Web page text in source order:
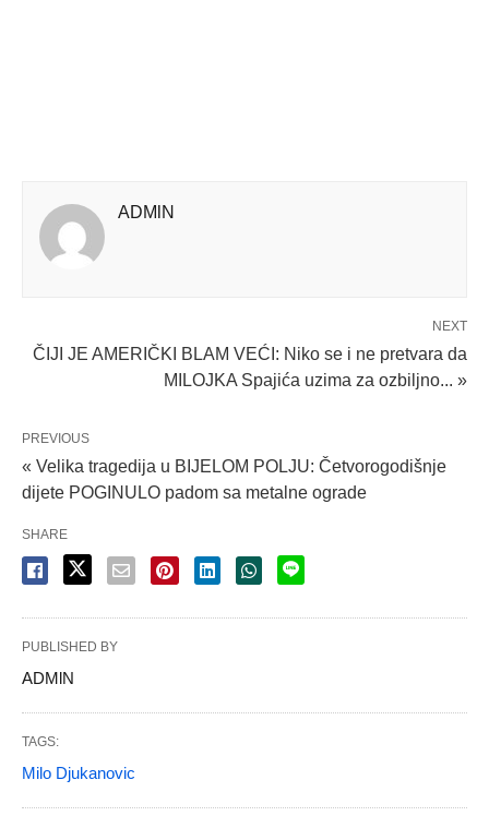
ADMlN
NEXT
ČIJI JE AMERIČKI BLAM VEĆI: Niko se i ne pretvara da
MILOJKA Spajića uzima za ozbiljno... »
PREVIOUS
« Velika tragedija u BIJELOM POLJU: Četvorogodišnje
dijete POGINULO padom sa metalne ograde
SHARE
PUBLISHED BY
ADMlN
TAGS:
Milo Djukanovic